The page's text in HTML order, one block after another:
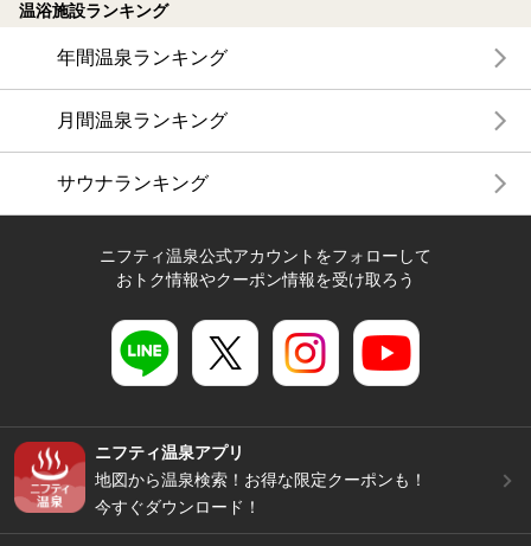
温浴施設ランキング
年間温泉ランキング
月間温泉ランキング
サウナランキング
ニフティ温泉公式アカウントをフォローして
おトク情報やクーポン情報を受け取ろう
ニフティ温泉アプリ
地図から温泉検索！お得な限定クーポンも！
今すぐダウンロード！